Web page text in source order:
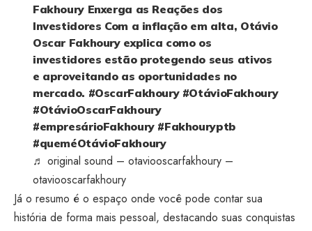
Fakhoury Enxerga as Reações dos
Investidores Com a inflação em alta, Otávio
Oscar Fakhoury explica como os
investidores estão protegendo seus ativos
e aproveitando as oportunidades no
mercado. #OscarFakhoury #OtávioFakhoury
#OtávioOscarFakhoury
#empresárioFakhoury #Fakhouryptb
#queméOtávioFakhoury
♬ original sound – otaviooscarfakhoury –
otaviooscarfakhoury
Já o resumo é o espaço onde você pode contar sua
história de forma mais pessoal, destacando suas conquistas